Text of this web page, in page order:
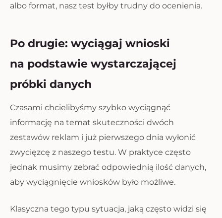
albo format, nasz test byłby trudny do ocenienia.
Po drugie: wyciągaj wnioski
na podstawie wystarczającej
próbki danych
Czasami chcielibyśmy szybko wyciągnąć
informację na temat skuteczności dwóch
zestawów reklam i już pierwszego dnia wyłonić
zwycięzcę z naszego testu. W praktyce często
jednak musimy zebrać odpowiednią ilość danych,
aby wyciągnięcie wniosków było możliwe.
Klasyczna tego typu sytuacja, jaką często widzi się